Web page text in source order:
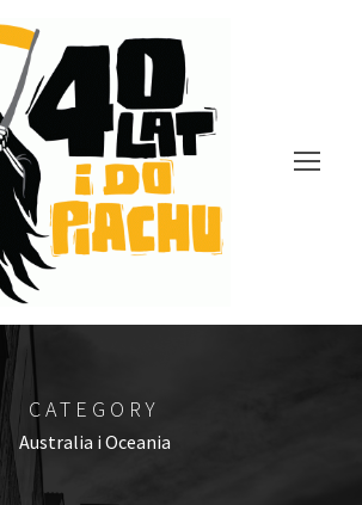
CATEGORY
Australia i Oceania